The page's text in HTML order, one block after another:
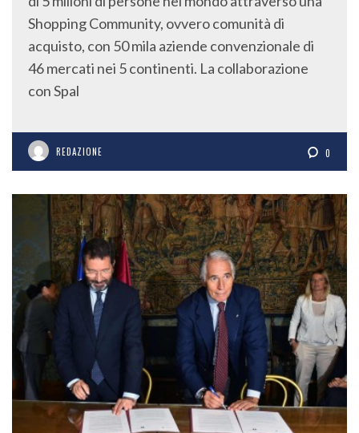
Shopping Community, ovvero comunità di
acquisto, con 50 mila aziende convenzionale di
46 mercati nei 5 continenti. La collaborazione
con Spal
REDAZIONE 0